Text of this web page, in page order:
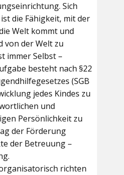
Sich
die Fähigkeit, mit der
Welt kommt und
von der Welt zu
immer Selbst –
besteht nach §22
(SGB
jedes Kindes zu
und
Persönlichkeit zu
der Förderung
der Betreuung –
richten